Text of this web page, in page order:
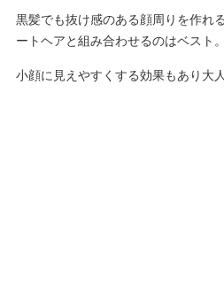
黒髪でも抜け感のある顔周りを作れ
ートヘアと組み合わせるのはベスト。
小顔に見えやすくする効果もあり大